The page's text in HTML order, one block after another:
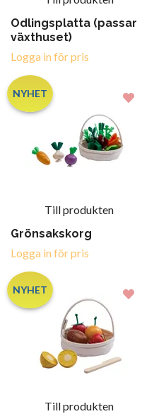
Odlingsplatta (passar
växthuset)
Logga in för pris
NYHET
Till produkten
Grönsakskorg
Logga in för pris
NYHET
Till produkten